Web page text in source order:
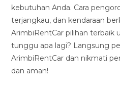
kebutuhan Anda. Cara
terjangkau, dan kendaraan
ArimbiRentCar pilihan terbaik
tunggu apa lagi? Langsung
ArimbiRentCar dan nikmati
dan aman!